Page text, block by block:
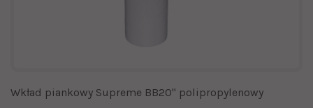
Wkład piankowy Supreme BB20" polipropylenowy